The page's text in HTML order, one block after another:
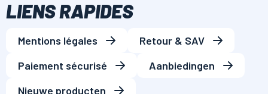
LIENS RAPIDES
Mentions légales
Retour & SAV
Paiement sécurisé
Aanbiedingen
Nieuwe producten